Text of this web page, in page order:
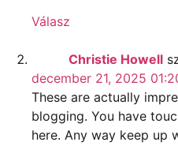
Válasz
Christie Howell
december 21, 2025
These are actually
blogging. You have
here. Any way keep up